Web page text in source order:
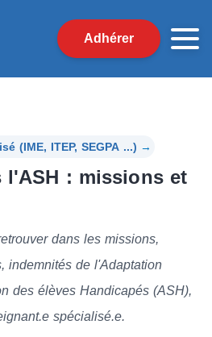
Adhérer
(IME, ITEP, SEGPA ...) →
l'ASH : missions et
dans les missions,
indemnités de l'Adaptation
des élèves Handicapés (ASH),
spécialisé.e.